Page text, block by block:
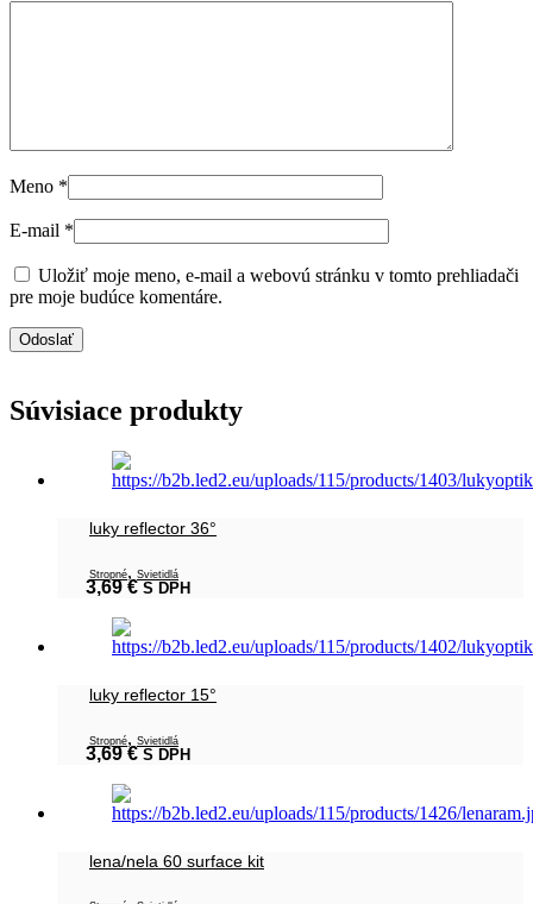
Meno *
E-mail *
Uložiť moje meno, e-mail a webovú stránku v tomto prehliadači
pre moje budúce komentáre.
Súvisiace produkty
luky reflector 36°
Stropné, Svietidlá
3,69€ S DPH
luky reflector 15°
Stropné, Svietidlá
3,69€ S DPH
lena/nela 60 surface kit